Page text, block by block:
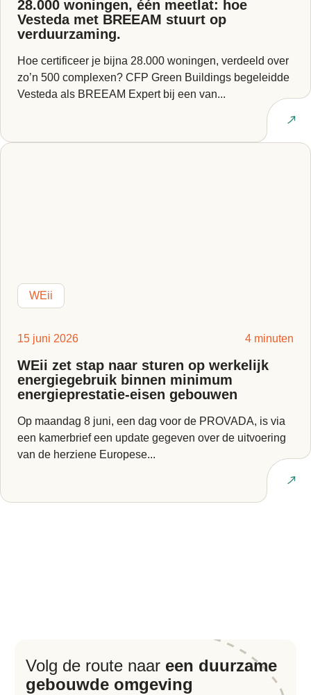
28.000 woningen, één meetlat: hoe
Vesteda met BREEAM stuurt op
verduurzaming.
Hoe certificeer je bijna 28.000 woningen, verdeeld over
zo’n 500 complexen? CFP Green Buildings begeleidde
Vesteda als BREEAM Expert bij een van...
Lees artikel
WEii
15 juni 2026 4 minuten
WEii zet stap naar sturen op werkelijk
energiegebruik binnen minimum
energieprestatie-eisen gebouwen
Op maandag 8 juni, een dag voor de PROVADA, is via
een kamerbrief een update gegeven over de uitvoering
van de herziene Europese...
Lees artikel
Volg de route naar een duurzame
gebouwde omgeving